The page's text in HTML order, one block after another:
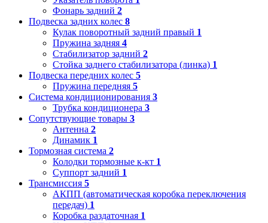
Фонарь задний 2
Подвеска задних колес 8
Кулак поворотный задний правый 1
Пружина задняя 4
Стабилизатор задний 2
Стойка заднего стабилизатора (линка) 1
Подвеска передних колес 5
Пружина передняя 5
Система кондиционирования 3
Трубка кондиционера 3
Сопутствующие товары 3
Антенна 2
Динамик 1
Тормозная система 2
Колодки тормозные к-кт 1
Суппорт задний 1
Трансмиссия 5
АКПП (автоматическая коробка переключения
передач) 1
Коробка раздаточная 1